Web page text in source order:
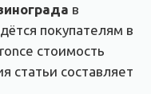
в
покупателям в
стоимость
статьи составляет